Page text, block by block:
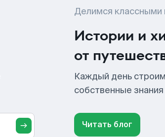
Делимся классными
Истории и
от
Каждый день
собственные
Читать блог